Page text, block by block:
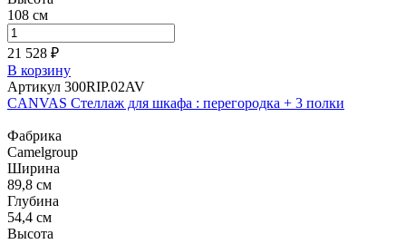
108 см
21 528 ₽
В корзину
Артикул 300RIP.02AV
CANVAS Стеллаж для шкафа : перегородка + 3 полки
Фабрика
Camelgroup
Ширина
89,8 см
Глубина
54,4 см
Высота